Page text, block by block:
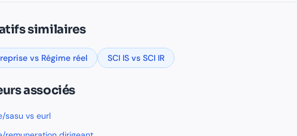
la forme sociale la plus utilisée par les entrepreneurs
le gérant majoritaire est affilié au régime des travailleurs non
des travailleurs indépendants 2026
similaires
vs Régime réel SCI IS vs SCI IR
associés
sasu vs eurl